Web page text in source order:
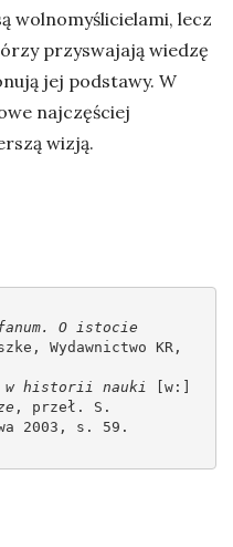
wolnomyślicielami, lecz
przyswajają wiedzę
jej podstawy. W
najczęściej
wizją.
O istocie
Wydawnictwo KR,
w historii nauki [w:]
, przeł. S.
2003, s. 59.